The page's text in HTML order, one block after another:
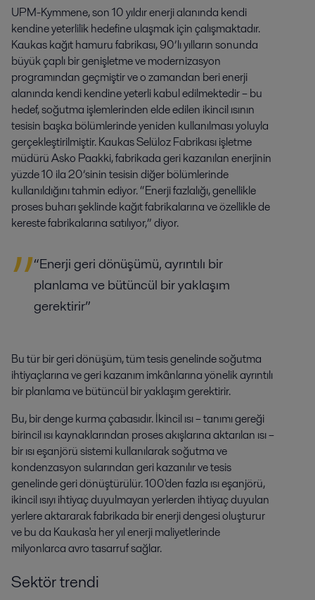
UPM-Kymmene, son 10 yıldır enerji alanında kendi
kendine yeterlilik hedefine ulaşmak için çalışmaktadır.
Kaukas kağıt hamuru fabrikası, 90’lı yılların sonunda
büyük çaplı bir genişletme ve modernizasyon
programından geçmiştir ve o zamandan beri enerji
alanında kendi kendine yeterli kabul edilmektedir – bu
hedef, soğutma işlemlerinden elde edilen ikincil ısının
tesisin başka bölümlerinde yeniden kullanılması yoluyla
gerçekleştirilmiştir. Kaukas Selüloz Fabrikası işletme
müdürü Asko Paakki, fabrikada geri kazanılan enerjinin
yüzde 10 ila 20’sinin tesisin diğer bölümlerinde
kullanıldığını tahmin ediyor. “Enerji fazlalığı, genellikle
proses buharı şeklinde kağıt fabrikalarına ve özellikle de
kereste fabrikalarına satılıyor,” diyor.
“Enerji geri dönüşümü, ayrıntılı bir
planlama ve bütüncül bir yaklaşım
gerektirir”
Bu tür bir geri dönüşüm, tüm tesis genelinde soğutma
ihtiyaçlarına ve geri kazanım imkânlarına yönelik ayrıntılı
bir planlama ve bütüncül bir yaklaşım gerektirir.
Bu, bir denge kurma çabasıdır. İkincil ısı – tanımı gereği
birincil ısı kaynaklarından proses akışlarına aktarılan ısı –
bir ısı eşanjörü sistemi kullanılarak soğutma ve
kondenzasyon sularından geri kazanılır ve tesis
genelinde geri dönüştürülür. 100'den fazla ısı eşanjörü,
ikincil ısıyı ihtiyaç duyulmayan yerlerden ihtiyaç duyulan
yerlere aktararak fabrikada bir enerji dengesi oluşturur
ve bu da Kaukas'a her yıl enerji maliyetlerinde
milyonlarca avro tasarruf sağlar.
Sektör trendi